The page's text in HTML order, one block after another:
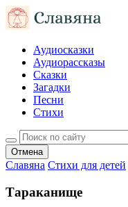
Аудиосказки
Аудиорассказы
Сказки
Загадки
Песни
Стихи
Отмена
Славяна Стихи для детей
Тараканище